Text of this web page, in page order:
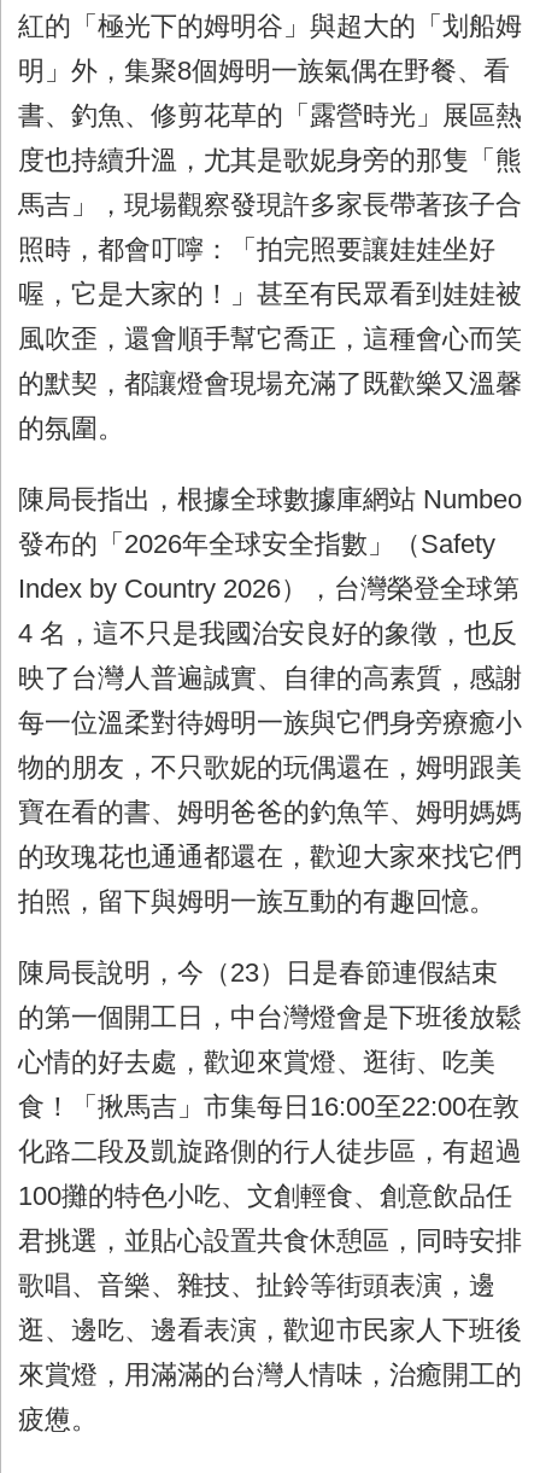
紅的「極光下的姆明谷」與超大的「划船姆
明」外，集聚8個姆明一族氣偶在野餐、看
書、釣魚、修剪花草的「露營時光」展區熱
度也持續升溫，尤其是歌妮身旁的那隻「熊
馬吉」，現場觀察發現許多家長帶著孩子合
照時，都會叮嚀：「拍完照要讓娃娃坐好
喔，它是大家的！」甚至有民眾看到娃娃被
風吹歪，還會順手幫它喬正，這種會心而笑
的默契，都讓燈會現場充滿了既歡樂又溫馨
的氛圍。
陳局長指出，根據全球數據庫網站 Numbeo
發布的「2026年全球安全指數」（Safety
Index by Country 2026），台灣榮登全球第
4 名，這不只是我國治安良好的象徵，也反
映了台灣人普遍誠實、自律的高素質，感謝
每一位溫柔對待姆明一族與它們身旁療癒小
物的朋友，不只歌妮的玩偶還在，姆明跟美
寶在看的書、姆明爸爸的釣魚竿、姆明媽媽
的玫瑰花也通通都還在，歡迎大家來找它們
拍照，留下與姆明一族互動的有趣回憶。
陳局長說明，今（23）日是春節連假結束
的第一個開工日，中台灣燈會是下班後放鬆
心情的好去處，歡迎來賞燈、逛街、吃美
食！「揪馬吉」市集每日16:00至22:00在敦
化路二段及凱旋路側的行人徒步區，有超過
100攤的特色小吃、文創輕食、創意飲品任
君挑選，並貼心設置共食休憩區，同時安排
歌唱、音樂、雜技、扯鈴等街頭表演，邊
逛、邊吃、邊看表演，歡迎市民家人下班後
來賞燈，用滿滿的台灣人情味，治癒開工的
疲憊。